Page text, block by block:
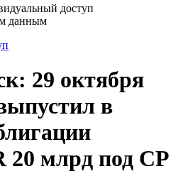
доступ
данным
29 октября
в
20 млрд под СР